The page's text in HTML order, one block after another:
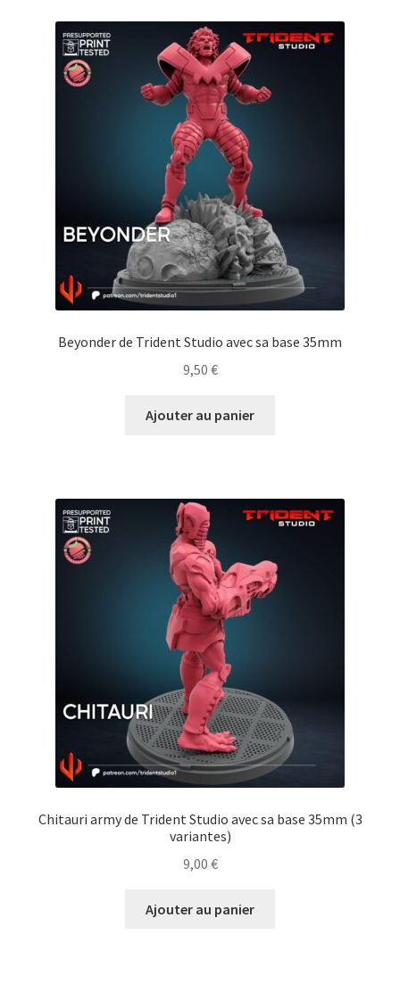
Beyonder de Trident Studio avec sa base 35mm
9,50 €
Ajouter au panier
Chitauri army de Trident Studio avec sa base 35mm (3
variantes)
9,00 €
Ajouter au panier